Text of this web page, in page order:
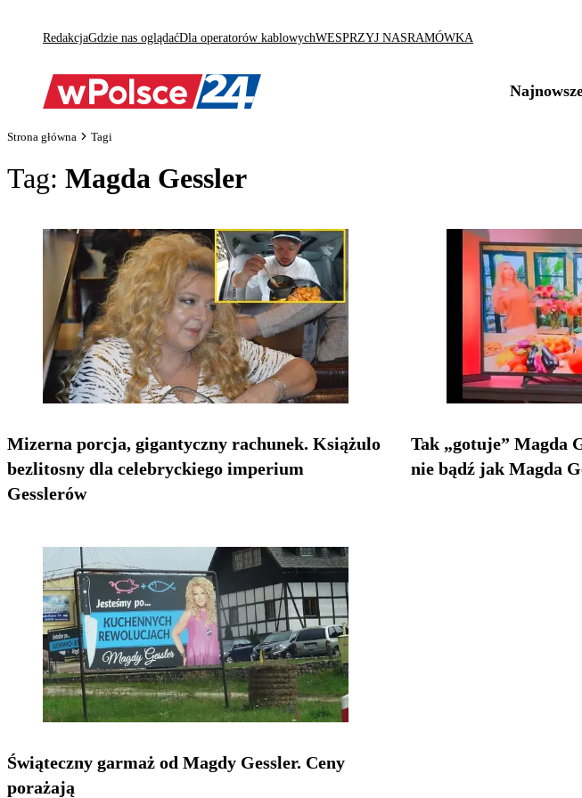
RedakcjaGdzie nas oglądaćDla operatorów kablowychWESPRZYJ NASRAMÓWKA
Strona główna Tagi
Tag: Magda Gessler
Mizerna porcja, gigantyczny rachunek. Książulo
bezlitosny dla celebryckiego imperium
Gesslerów
Tak „gotuje” Magda
nie bądź jak Magda
Świąteczny garmaż od Magdy Gessler. Ceny
porażają